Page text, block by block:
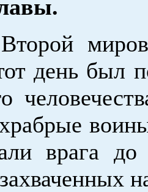
день был
врага